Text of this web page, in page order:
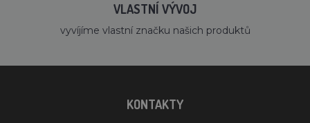
VLASTNÍ VÝVOJ
vyvíjíme vlastní značku našich produktů
KONTAKTY